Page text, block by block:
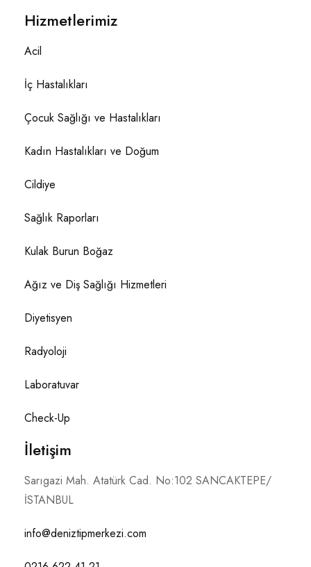
Hizmetlerimiz
Acil
İç Hastalıkları
Çocuk Sağlığı ve Hastalıkları
Kadın Hastalıkları ve Doğum
Cildiye
Sağlık Raporları
Kulak Burun Boğaz
Ağız ve Diş Sağlığı Hizmetleri
Diyetisyen
Radyoloji
Laboratuvar
Check-Up
İletişim
Sarıgazi Mah. Atatürk Cad. No:102 SANCAKTEPE/
İSTANBUL
info@deniztipmerkezi.com